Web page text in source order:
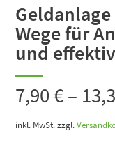
Wege für
und
7,90€–
inkl. MwSt. zzgl.